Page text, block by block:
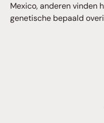
Mexico, anderen vinden
genetische bepaald